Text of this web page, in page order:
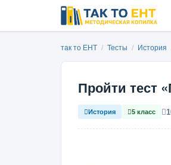
так то ЕНТ / Тесты / История
Пройти тест
История 5 класс